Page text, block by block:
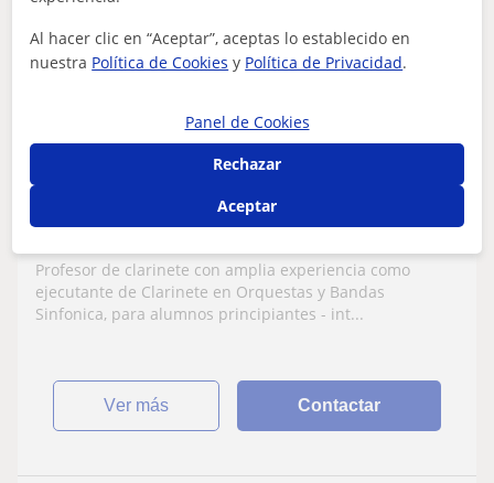
12€
Profesor Verificado
Clases de clarinete personalizadas para
avanzado
Profesor de clarinete con amplia experiencia como
ejecutante de Clarinete en Orquestas y Bandas
Sinfonica, para alumnos principiantes - int...
ver más Contactar
Al hacer clic en “Aceptar”, aceptas lo establecido en
nuestra Política de Cookies y Política de Privacidad.
Panel de Cookies
Rechazar
Aceptar